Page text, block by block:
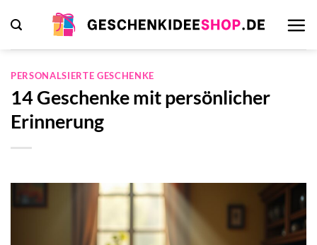
Inhalt
springen
PERSONALSIERTE GESCHENKE
14 Geschenke mit persönlicher
Erinnerung